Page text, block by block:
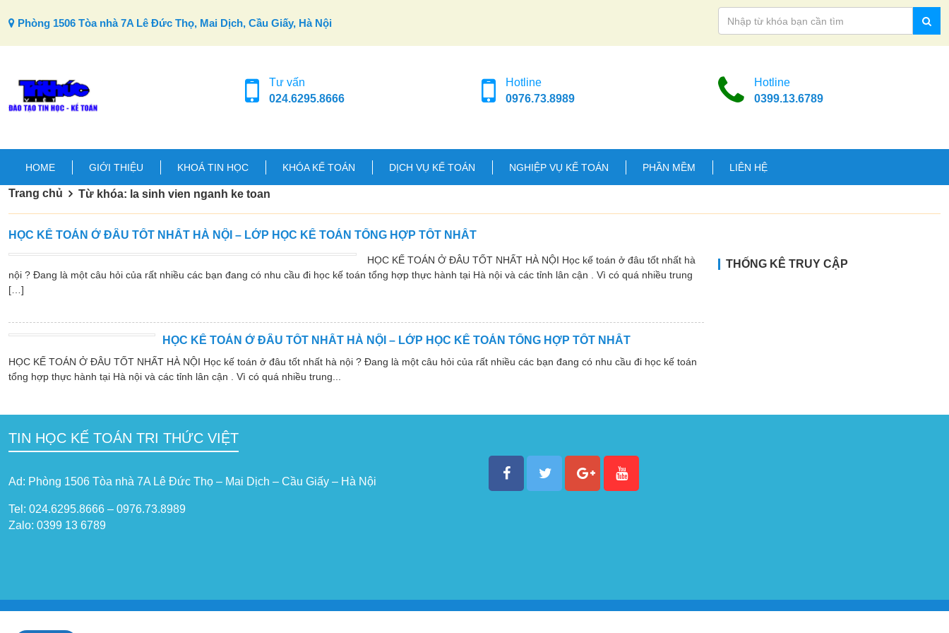
Phòng 1506 Tòa nhà 7A Lê Đức Thọ, Mai Dịch, Cầu Giấy, Hà Nội
Tư vấn
024.6295.8666
Hotline
0976.73.8989
Hotline
0399.13.6789
HOME GIỚI THIỆU KHOÁ TIN HỌC KHÓA KẾ TOÁN DỊCH VỤ KẾ TOÁN NGHIỆP VỤ KẾ TOÁN PHẦN MỀM LIÊN HỆ
Trang chủ Từ khóa: la sinh vien nganh ke toan
HỌC KẾ TOÁN Ở ĐÂU TỐT NHẤT HÀ NỘI – LỚP HỌC KẾ TOÁN TỔNG HỢP TỐT NHẤT
HỌC KẾ TOÁN Ở ĐÂU TỐT NHẤT HÀ NỘI Học kế toán ở đâu tốt nhất hà
nội ? Đang là một câu hỏi của rất nhiều các bạn đang có nhu cầu đi học kế toán tổng hợp thực hành tại Hà nội và các tỉnh lân cận . Vì có quá nhiều trung
[…]
HỌC KẾ TOÁN Ở ĐÂU TỐT NHẤT HÀ NỘI – LỚP HỌC KẾ TOÁN TỔNG HỢP TỐT NHẤT
HỌC KẾ TOÁN Ở ĐÂU TỐT NHẤT HÀ NỘI Học kế toán ở đâu tốt nhất hà nội ? Đang là một câu hỏi của rất nhiều các bạn đang có nhu cầu đi học kế toán
tổng hợp thực hành tại Hà nội và các tỉnh lân cận . Vì có quá nhiều trung...
THỐNG KÊ TRUY CẬP
TIN HỌC KẾ TOÁN TRI THỨC VIỆT
Ad: Phòng 1506 Tòa nhà 7A Lê Đức Thọ – Mai Dịch – Cầu Giấy – Hà Nội
Tel: 024.6295.8666 – 0976.73.8989
Zalo: 0399 13 6789